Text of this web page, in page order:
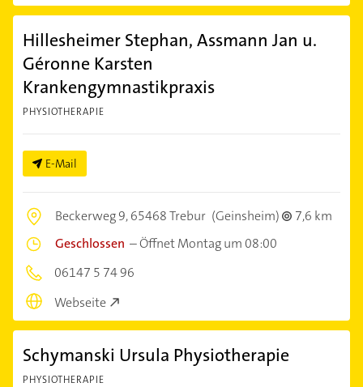
Hillesheimer Stephan, Assmann Jan u.
Géronne Karsten
Krankengymnastikpraxis
PHYSIOTHERAPIE
E-Mail
Beckerweg 9,65468 Trebur (Geinsheim)
7,6 km
Geschlossen –Öffnet Montag um 08:00
06147 5 74 96
Webseite
Schymanski Ursula Physiotherapie
PHYSIOTHERAPIE